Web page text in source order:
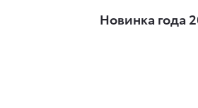
Новинка года